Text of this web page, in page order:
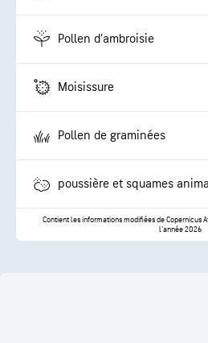
Pollen d’ambroisie
Moisissure
Pollen de graminées
poussière et squames
Contient les informations modifiées de Copernicus
l'année 2026